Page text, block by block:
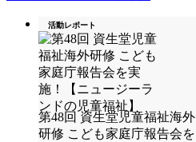
活動レポート
第48回 資生堂児童福祉海外
研修 こども家庭庁報告会を